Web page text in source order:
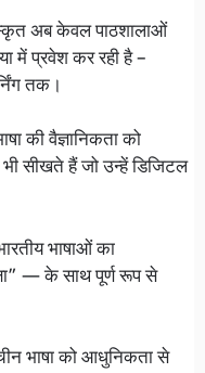
अब केवल पाठशालाओं
में प्रवेश कर रही है –
तक।
की वैज्ञानिकता को
सीखते हैं जो उन्हें डिजिटल
भाषाओं का
— के साथ पूर्ण रूप से
भाषा को आधुनिकता से